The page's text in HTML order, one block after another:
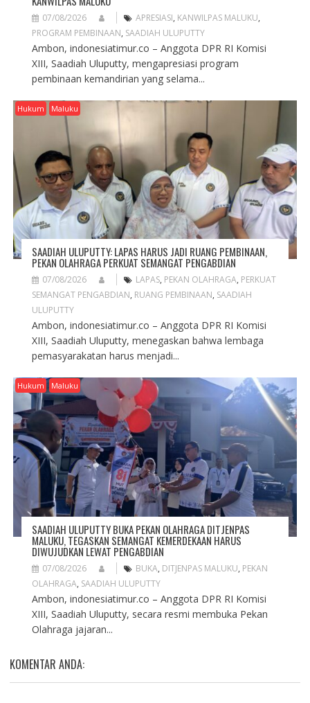
07/08/2026 APRESIASI, KANWILPAS MALUKU,
PROGRAM PEMBINAAN, SAADIAH ULUPUTTY
Ambon, indonesiatimur.co – Anggota DPR RI Komisi
XIII, Saadiah Uluputty, mengapresiasi program
pembinaan kemandirian yang selama...
Hukum Maluku
SAADIAH ULUPUTTY: LAPAS HARUS JADI RUANG PEMBINAAN,
PEKAN OLAHRAGA PERKUAT SEMANGAT PENGABDIAN
07/08/2026 LAPAS, PEKAN OLAHRAGA, PERKUAT
SEMANGAT PENGABDIAN, RUANG PEMBINAAN, SAADIAH
ULUPUTTY
Ambon, indonesiatimur.co – Anggota DPR RI Komisi
XIII, Saadiah Uluputty, menegaskan bahwa lembaga
pemasyarakatan harus menjadi...
Hukum Maluku
SAADIAH ULUPUTTY BUKA PEKAN OLAHRAGA DITJENPAS
MALUKU, TEGASKAN SEMANGAT KEMERDEKAAN HARUS
DIWUJUDKAN LEWAT PENGABDIAN
07/08/2026 BUKA, DITJENPAS MALUKU, PEKAN
OLAHRAGA, SAADIAH ULUPUTTY
Ambon, indonesiatimur.co – Anggota DPR RI Komisi
XIII, Saadiah Uluputty, secara resmi membuka Pekan
Olahraga jajaran...
KOMENTAR ANDA: